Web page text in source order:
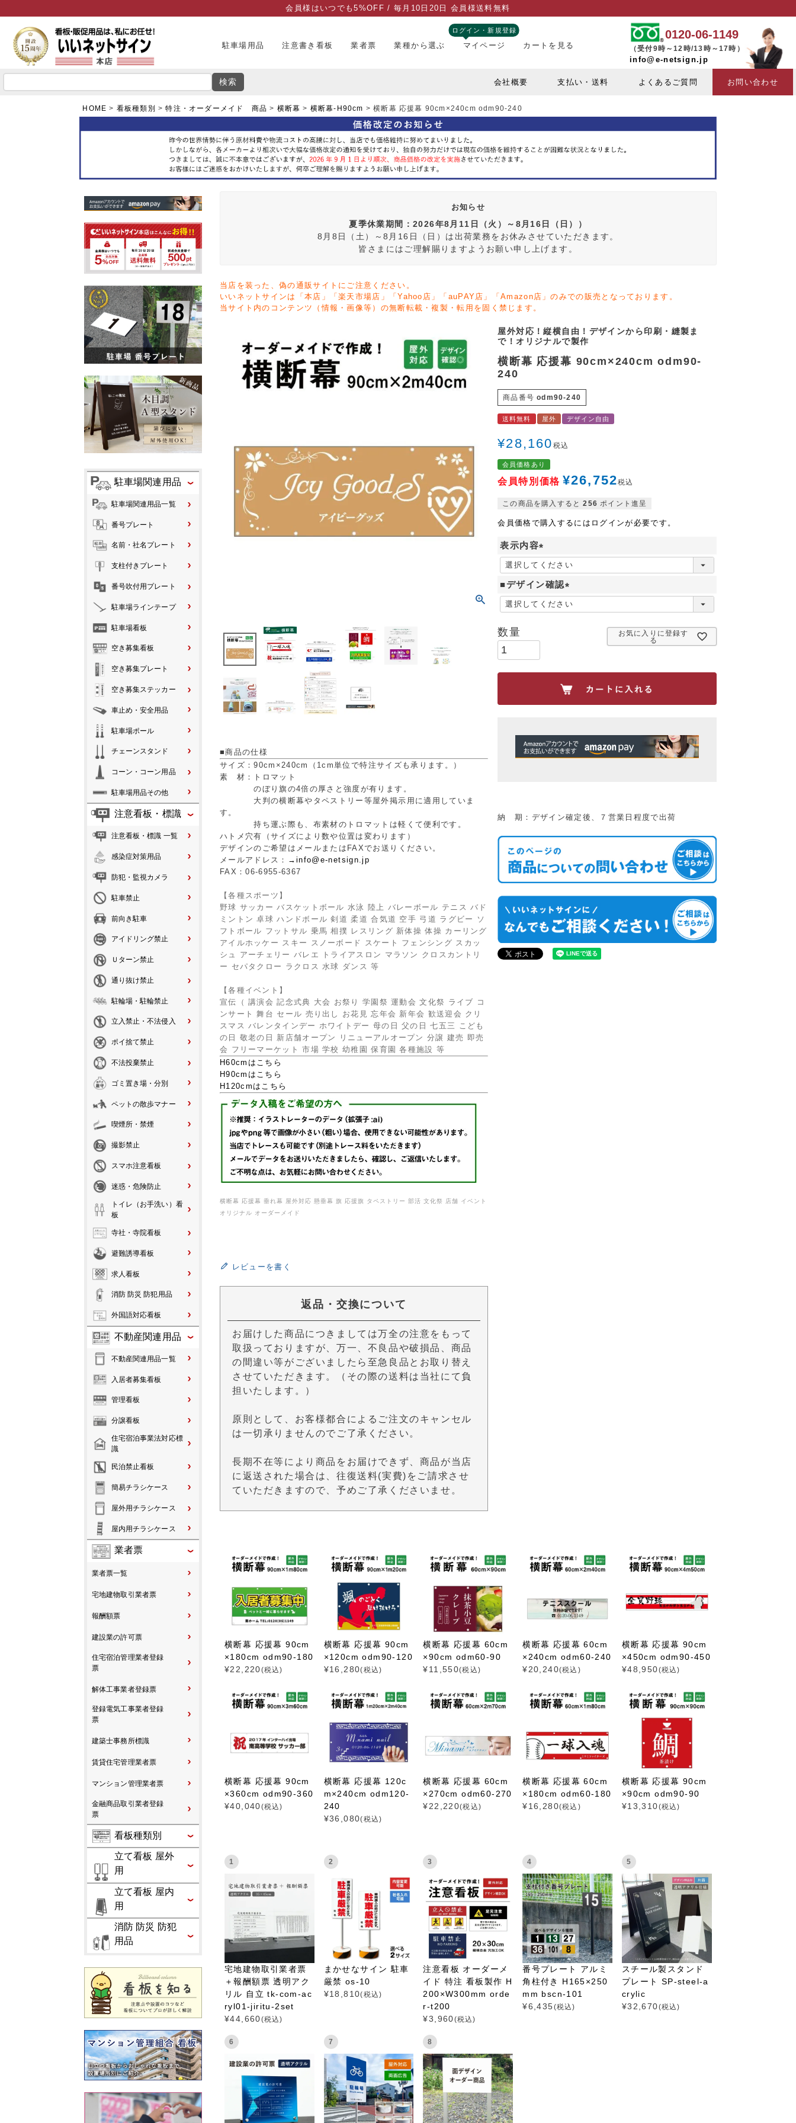
会員様はいつでも5%OFF / 毎月10日20日 会員様送料無料
駐車場用品 注意書き看板 業者票 業種から選ぶ
ログイン・新規登録
マイページ カートを見る
0120-06-1149
（受付9時～12時/13時～17時）
info@e-netsign.jp
検索 会社概要 支払い・送料 よくあるご質問 お問い合わせ
HOME 看板種類別 特注・オーダーメイド 商品 横断幕 横断幕-H90cm 横断幕 応援幕 90cm×240cm odm90-240
駐車場関連用品
駐車場関連用品一覧
番号プレート
名前・社名プレート
支柱付きプレート
番号吹付用プレート
駐車場ラインテープ
駐車場看板
空き募集看板
空き募集プレート
空き募集ステッカー
車止め・安全用品
駐車場ポール
チェーンスタンド
コーン・コーン用品
駐車場用品その他
注意看板・標識
注意看板・標識 一覧
感染症対策用品
防犯・監視カメラ
駐車禁止
前向き駐車
アイドリング禁止
Ｕターン禁止
通り抜け禁止
駐輪場・駐輪禁止
立入禁止・不法侵入
ポイ捨て禁止
不法投棄禁止
ゴミ置き場・分別
ペットの散歩マナー
喫煙所・禁煙
撮影禁止
スマホ注意看板
迷惑・危険防止
トイレ（お手洗い）看
板
寺社・寺院看板
避難誘導看板
求人看板
消防 防災 防犯用品
外国語対応看板
不動産関連用品
不動産関連用品一覧
入居者募集看板
管理看板
分譲看板
住宅宿泊事業法対応標
識
民泊禁止看板
簡易チラシケース
屋外用チラシケース
屋内用チラシケース
業者票
業者票一覧
宅地建物取引業者票
報酬額票
建設業の許可票
住宅宿泊管理業者登録
票
解体工事業者登録票
登録電気工事業者登録
票
建築士事務所標識
賃貸住宅管理業者票
マンション管理業者票
金融商品取引業者登録
票
看板種類別
立て看板 屋外
用
立て看板 屋内
用
消防 防災 防犯
用品
お知らせ
夏季休業期間：2026年8月11日（火）～8月16日（日））
8月8日（土）～8月16日（日）は出荷業務をお休みさせていただきます。
皆さまにはご理解賜りますようお願い申し上げます。
当店を装った、偽の通販サイトにご注意ください。
いいネットサインは「本店」「楽天市場店」「Yahoo店」「auPAY店」「Amazon店」のみでの販売となっております。
当サイト内のコンテンツ（情報・画像等）の無断転載・複製・転用を固く禁じます。
■商品の仕様
サイズ：90cm×240cm（1cm単位で特注サイズも承ります。）
素 材：トロマット
のぼり旗の4倍の厚さと強度が有ります。
大判の横断幕やタペストリー等屋外掲示用に適用していま
す。
持ち運ぶ際も、布素材のトロマットは軽くて便利です。
ハトメ穴有（サイズにより数や位置は変わります）
デザインのご希望はメールまたはFAXでお送りください。
メールアドレス： →info@e-netsign.jp
FAX：06-6955-6367
【各種スポーツ】
野球 サッカー バスケットボール 水泳 陸上 バレーボール テニス バド
ミントン 卓球 ハンドボール 剣道 柔道 合気道 空手 弓道 ラグビー ソ
フトボール フットサル 乗馬 相撲 レスリング 新体操 体操 カーリング
アイルホッケー スキー スノーボード スケート フェンシング スカッ
シュ アーチェリー バレエ トライアスロン マラソン クロスカントリ
ー セパタクロー ラクロス 水球 ダンス 等
【各種イベント】
宣伝（ 講演会 記念式典 大会 お祭り 学園祭 運動会 文化祭 ライブ コ
ンサート 舞台 セール 売り出し お花見 忘年会 新年会 歓送迎会 クリ
スマス バレンタインデー ホワイトデー 母の日 父の日 七五三 こども
の日 敬老の日 新店舗オープン リニューアルオープン 分譲 建売 即売
会 フリーマーケット 市場 学校 幼稚園 保育園 各種施設 等
H60cmはこちら
H90cmはこちら
H120cmはこちら
横断幕 応援幕 垂れ幕 屋外対応 懸垂幕 旗 応援旗 タペストリー 部活 文化祭 店舗 イベント
オリジナル オーダーメイド
レビューを書く
返品・交換について
お届けした商品につきましては万全の注意をもって
取扱っておりますが、万一、不良品や破損品、商品
の間違い等がございましたら至急良品とお取り替え
させていただきます。（その際の送料は当社にて負
担いたします。）
原則として、お客様都合によるご注文のキャンセル
は一切承りませんのでご了承ください。
長期不在等により商品をお届けできず、商品が当店
に返送された場合は、往復送料(実費)をご請求させ
ていただきますので、予めご了承くださいませ。
屋外対応！縦横自由！デザインから印刷・縫製ま
で！オリジナルで製作
横断幕 応援幕 90cm×240cm odm90-
240
商品番号 odm90-240
送料無料 屋外 デザイン自由
¥28,160 税込
会員価格あり
会員特別価格 ¥26,752税込
この商品を購入すると 256 ポイント進呈
会員価格で購入するにはログインが必要です。
表示内容
(
必
須
)
■デザイン確認
(
必
お気に入りに登録す
る
納 期：デザイン確定後、７営業日程度で出荷
横断幕 応援幕 90cm
×180cm odm90-180
¥22,220(税込)
横断幕 応援幕 90cm
×120cm odm90-120
¥16,280(税込)
横断幕 応援幕 60cm
×90cm odm60-90
¥11,550(税込)
横断幕 応援幕 60cm
×240cm odm60-240
¥20,240(税込)
横断幕 応援幕 90cm
×450cm odm90-450
¥48,950(税込)
横断幕 応援幕 90cm
×360cm odm90-360
¥40,040(税込)
横断幕 応援幕 120c
m×240cm odm120-
240
¥36,080(税込)
横断幕 応援幕 60cm
×270cm odm60-270
¥22,220(税込)
横断幕 応援幕 60cm
×180cm odm60-180
¥16,280(税込)
横断幕 応援幕 90cm
×90cm odm90-90
¥13,310(税込)
1
宅地建物取引業者票
＋報酬額票 透明アク
リル 自立 tk-com-ac
ryl01-jiritu-2set
¥44,660(税込)
2
まかせなサイン 駐車
厳禁 os-10
¥18,810(税込)
3
注意看板 オーダーメ
イド 特注 看板製作 H
200×W300mm orde
r-t200
¥3,960(税込)
4
番号プレート アルミ
角柱付き H165×250
mm bscn-101
¥6,435(税込)
5
スチール製スタンド
プレート SP-steel-a
crylic
¥32,670(税込)
6 7 8